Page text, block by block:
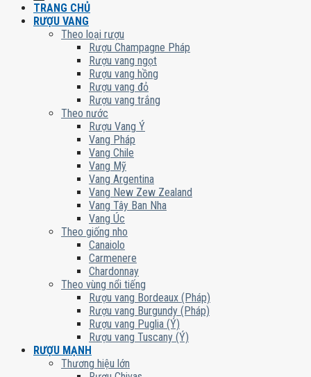
TRANG CHỦ
RƯỢU VANG
Theo loại rượu
Rượu Champagne Pháp
Rượu vang ngọt
Rượu vang hồng
Rượu vang đỏ
Rượu vang trắng
Theo nước
Rượu Vang Ý
Vang Pháp
Vang Chile
Vang Mỹ
Vang Argentina
Vang New Zew Zealand
Vang Tây Ban Nha
Vang Úc
Theo giống nho
Canaiolo
Carmenere
Chardonnay
Theo vùng nổi tiếng
Rượu vang Bordeaux (Pháp)
Rượu vang Burgundy (Pháp)
Rượu vang Puglia (Ý)
Rượu vang Tuscany (Ý)
RƯỢU MẠNH
Thương hiệu lớn